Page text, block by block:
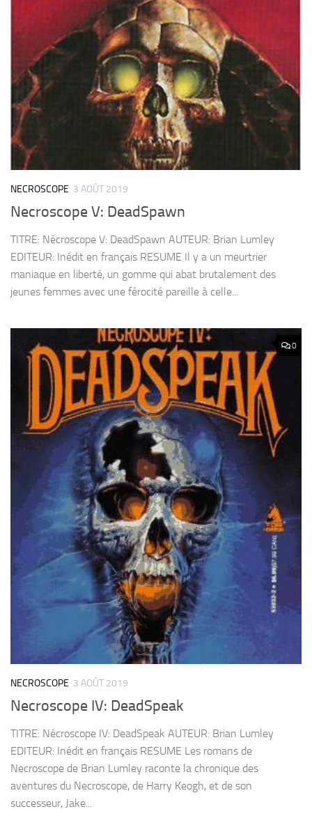
NECROSCOPE 3 AOÛT 2019
Necroscope V: DeadSpawn
TITRE: Nécroscope V: DeadSpawn AUTEUR: Brian Lumley
EDITEUR: Inédit en français RESUME Il y a un meurtrier
maniaque en liberté, un gomme qui abat brutalement des
jeunes femmes avec une férocité pareille à celle...
0
NECROSCOPE 3 AOÛT 2019
Necroscope IV: DeadSpeak
TITRE: Nécroscope IV: DeadSpeak AUTEUR: Brian Lumley
EDITEUR: Inédit en français RESUME Les romans de
Necroscope de Brian Lumley raconte la chronique des
aventures du Necroscope, de Harry Keogh, et de son
successeur, Jake...